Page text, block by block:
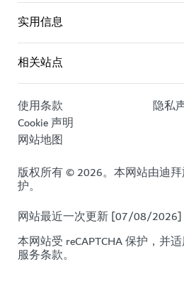
实用信息
相关站点
使用条款
隐私
Cookie 声明
网站地图
版权所有 © 2026。本网站由迪
护。
网站最近一次更新 [07/08/2026]
本网站受 reCAPTCHA 保护，并
服务条款。